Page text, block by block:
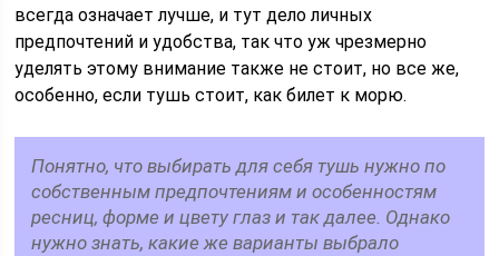
всегда означает лучше, и тут дело личных
предпочтений и удобства, так что уж чрезмерно
уделять этому внимание также не стоит, но все же,
особенно, если тушь стоит, как билет к морю.
Понятно, что выбирать для себя тушь нужно по
собственным предпочтениям и особенностям
ресниц, форме и цвету глаз и так далее. Однако
нужно знать, какие же варианты выбрало